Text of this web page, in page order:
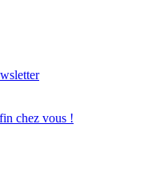
chez vous !